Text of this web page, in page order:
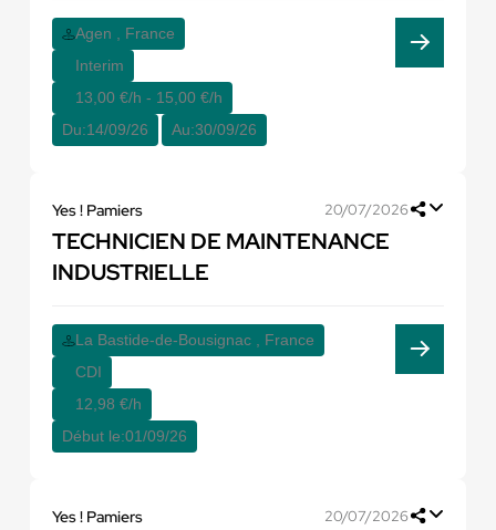
Agen , France
Interim
13,00 €/h - 15,00 €/h
Du:14/09/26 Au:30/09/26
Yes ! Pamiers 20/07/2026
TECHNICIEN DE MAINTENANCE
INDUSTRIELLE
La Bastide-de-Bousignac , France
CDI
12,98 €/h
Début le:01/09/26
Yes ! Pamiers 20/07/2026